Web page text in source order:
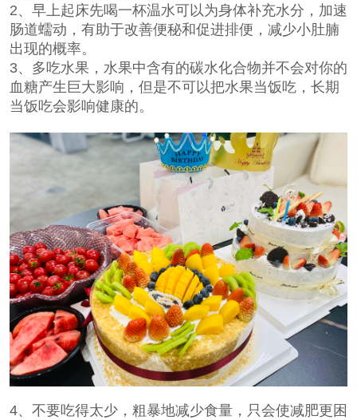
2、早上起床先喝一杯温水可以为身体补充水分，加速
肠道蠕动，有助于改善便秘和促进排便，减少小肚腩
出现的概率。
3、多吃水果，水果中含有的碳水化合物并不会对你的
血糖产生巨大影响，但是不可以把水果当饭吃，长期
当饭吃会影响健康的。
4、不要吃得太少，粗暴地减少食量，只会使减肥更困